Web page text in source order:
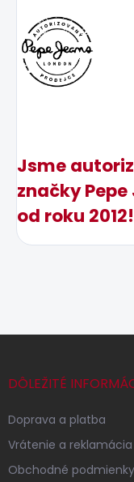
Jsme
značky
od roku 2012!
pDÔLEŽITÉ
Doprava a platba
Vrátenie a
Obchodné podmienky